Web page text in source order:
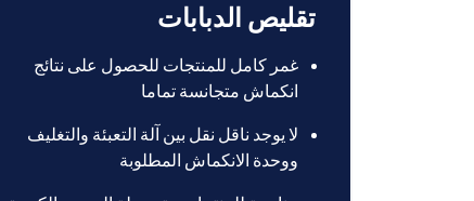
تقليص الدبابات
غمر كامل للمنتجات للحصول على نتائج
انكماش متجانسة تماما
لا يوجد ناقل نقل بين آلة التعبئة والتغليف
ووحدة الانكماش المطلوبة